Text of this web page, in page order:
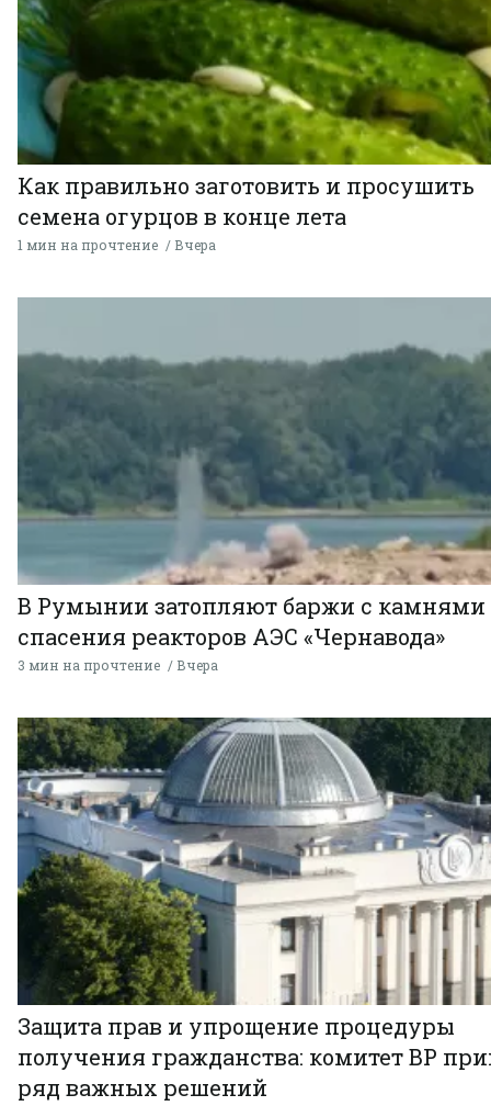
Как правильно заготовить и просушить
семена огурцов в конце лета
1 мин на прочтение Вчера
В Румынии затопляют баржи с камнями
спасения реакторов АЭС «Чернавода»
3 мин на прочтение Вчера
Защита прав и упрощение процедуры
получения гражданства: комитет ВР
ряд важных решений